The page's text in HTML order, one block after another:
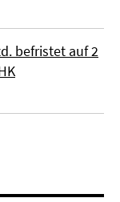
befristet auf 2